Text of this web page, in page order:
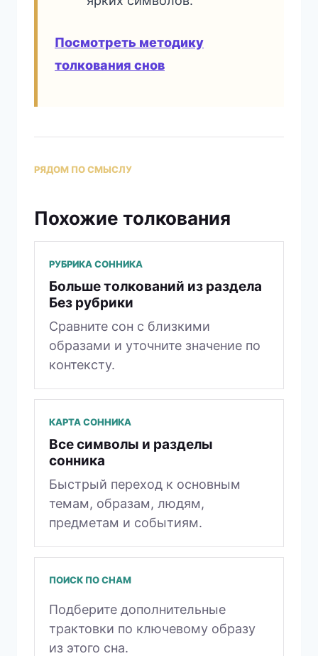
Посмотреть методику
толкования снов
РЯДОМ ПО СМЫСЛУ
Похожие толкования
РУБРИКА СОННИКА
Больше толкований из раздела
Без рубрики
Сравните сон с близкими
образами и уточните значение по
контексту.
КАРТА СОННИКА
Все символы и разделы
сонника
Быстрый переход к основным
темам, образам, людям,
предметам и событиям.
ПОИСК ПО СНАМ
Подберите дополнительные
трактовки по ключевому образу
из этого сна.